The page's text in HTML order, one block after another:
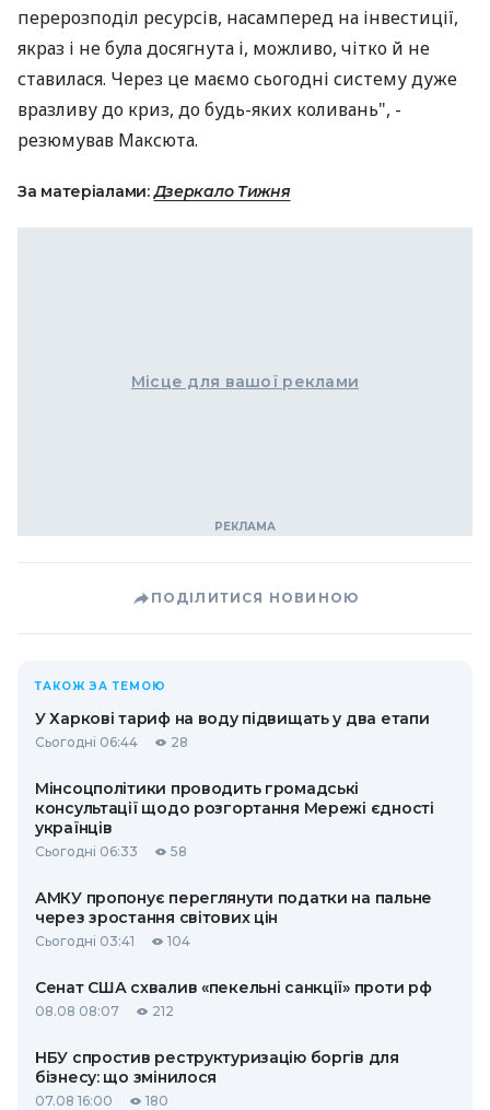
перерозподіл ресурсів, насамперед на інвестиції,
якраз і не була досягнута і, можливо, чітко й не
ставилася. Через це маємо сьогодні систему дуже
вразливу до криз, до будь-яких коливань", -
резюмував Максюта.
За матеріалами:Дзеркало Тижня
Місце для вашої реклами
ПОДІЛИТИСЯ НОВИНОЮ
ТАКОЖ ЗА ТЕМОЮ
У Харкові тариф на воду підвищать у два етапи
Сьогодні 06:44 28
Мінсоцполітики проводить громадські
консультації щодо розгортання Мережі єдності
українців
Сьогодні 06:33 58
АМКУ пропонує переглянути податки на пальне
через зростання світових цін
Сьогодні 03:41 104
Сенат США схвалив «пекельні санкції» проти рф
08.08 08:07 212
НБУ спростив реструктуризацію боргів для
бізнесу: що змінилося
07.08 16:00 180